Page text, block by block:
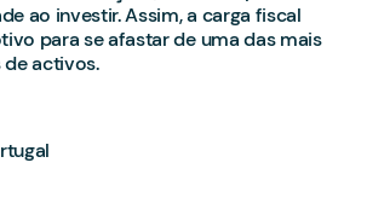
ao investir. Assim, a carga fiscal
para se afastar de uma das mais
de activos.